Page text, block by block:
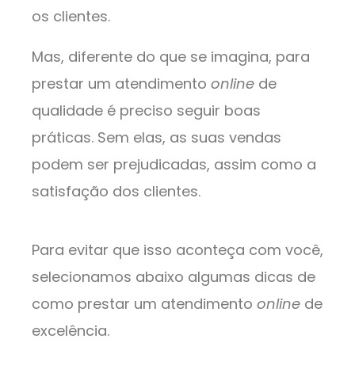
os clientes.
Mas, diferente do que se imagina, para
prestar um atendimento online de
qualidade é preciso seguir boas
práticas. Sem elas, as suas vendas
podem ser prejudicadas, assim como a
satisfação dos clientes.
Para evitar que isso aconteça com você,
selecionamos abaixo algumas dicas de
como prestar um atendimento online de
excelência.